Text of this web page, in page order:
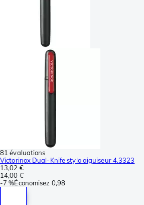
81 évaluations
Victorinox Dual-Knife stylo aiguiseur 4.3323
13,02 €
14,00 €
-7 %Économisez 0,98